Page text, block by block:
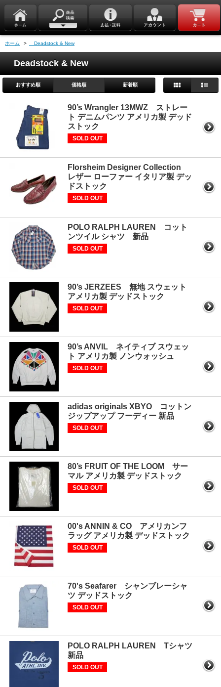
ホーム > Deadstock & New
Deadstock & New
おすすめ順 価格順 新着順
90’s Wrangler 13MWZ ストレー
ト デニムパンツ アメリカ製 デッド
ストック
SOLD OUT
Florsheim Designer Collection
レザー ローファー イタリア製 デッ
ドストック
SOLD OUT
POLO RALPH LAUREN コット
ンツイル シャツ 新品
SOLD OUT
90’s JERZEES 無地 スウェット
アメリカ製 デッドストック
SOLD OUT
90’s ANVIL ネイティブ スウェッ
ト アメリカ製 ノンウォッシュ
SOLD OUT
adidas originals XBYO コットン
ジップアップ フーディー 新品
SOLD OUT
80’s FRUIT OF THE LOOM サー
マル アメリカ製 デッドストック
SOLD OUT
00's ANNIN & CO アメリカンフ
ラッグ アメリカ製 デッドストック
SOLD OUT
70's Seafarer シャンブレーシャ
ツ デッドストック
SOLD OUT
POLO RALPH LAUREN Tシャツ
新品
SOLD OUT